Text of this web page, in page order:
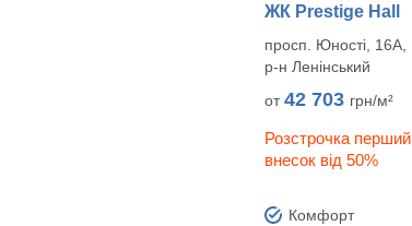
ЖК Prestige Hall
просп. Юності, 16А,
р‑н Ленінський
от42 703 грн/м²
Розстрочка перший
внесок від 50%
Комфорт